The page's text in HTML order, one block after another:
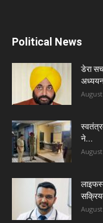
Political News
डेरा
ने...